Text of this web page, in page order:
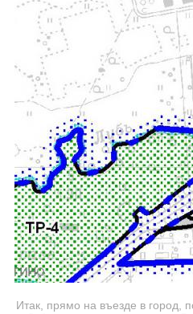
Итак, прямо на въезде в город,